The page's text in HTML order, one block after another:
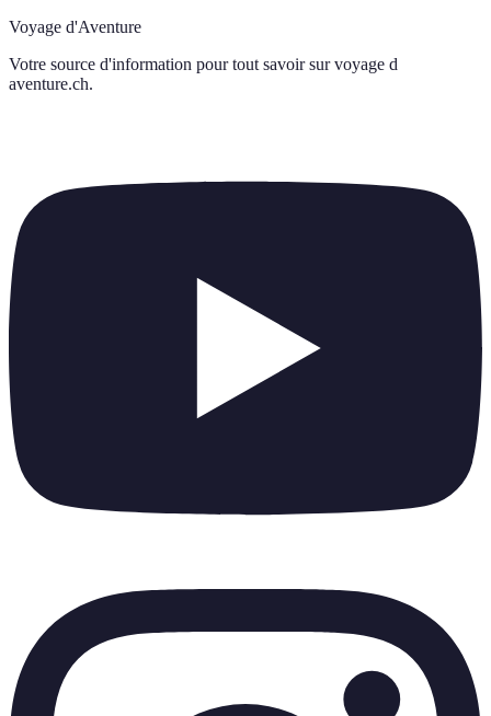
Voyage d'Aventure
Votre source d'information pour tout savoir sur voyage d
aventure.ch.